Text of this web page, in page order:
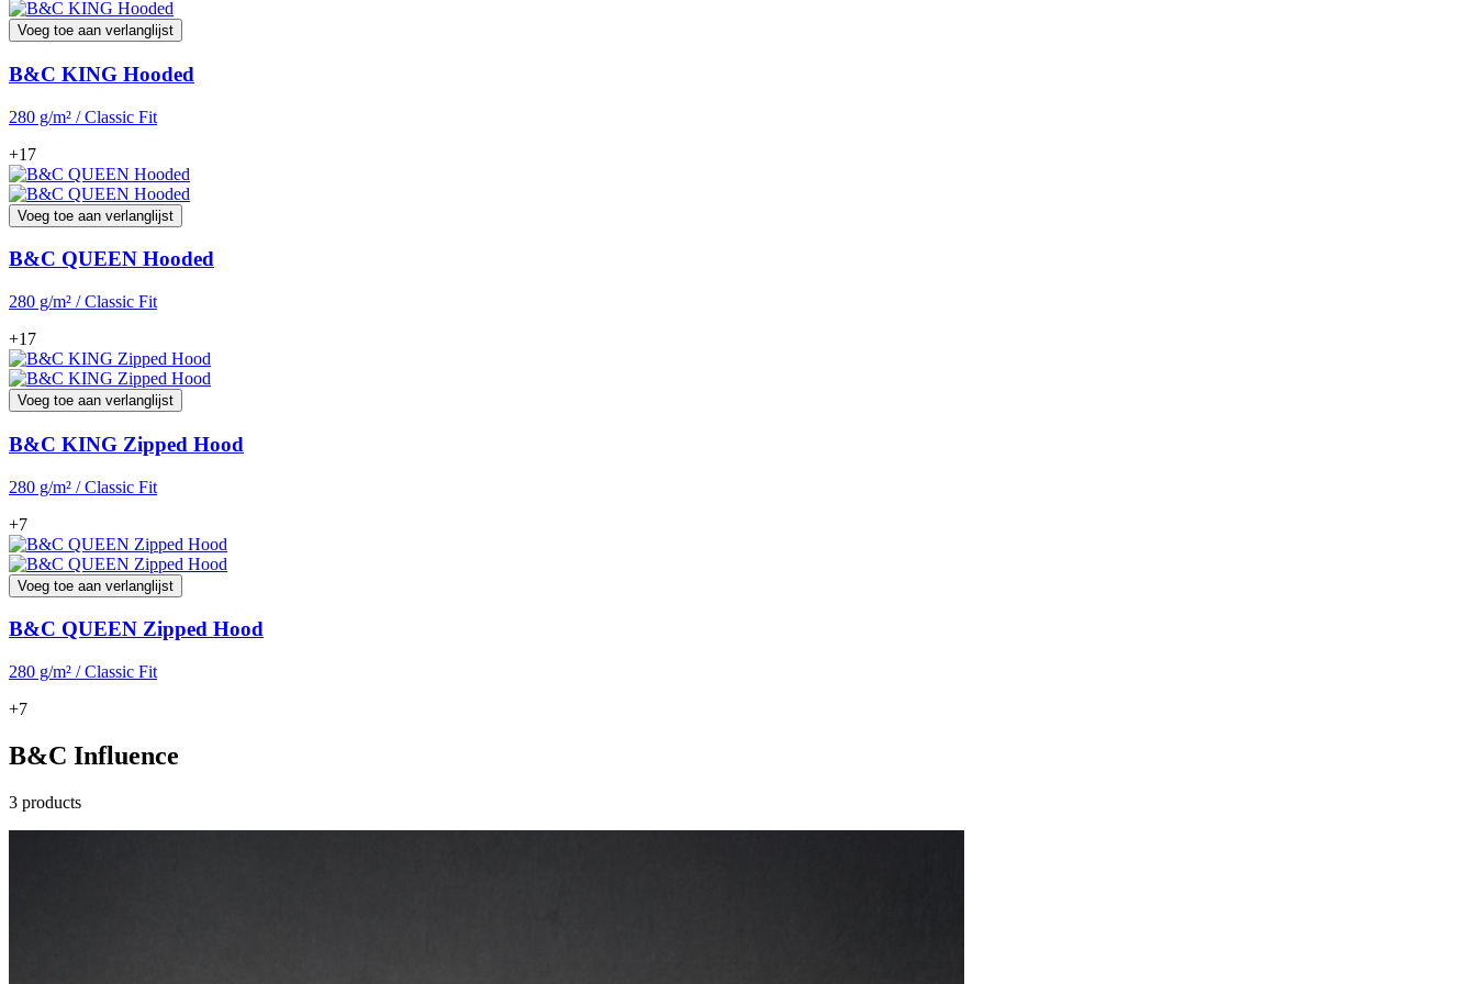
Voeg toe aan verlanglijst
B&C KING Hooded
280 g/m² / Classic Fit
+17
Voeg toe aan verlanglijst
B&C QUEEN Hooded
280 g/m² / Classic Fit
+17
Voeg toe aan verlanglijst
B&C KING Zipped Hood
280 g/m² / Classic Fit
+7
Voeg toe aan verlanglijst
B&C QUEEN Zipped Hood
280 g/m² / Classic Fit
+7
B&C Influence
3 products